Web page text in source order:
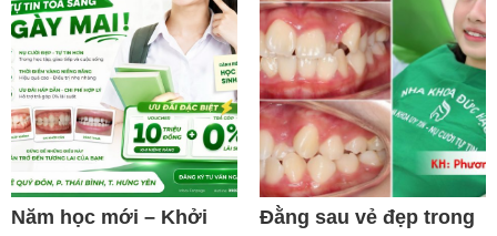
Năm học mới – Khởi
Đằng sau vẻ đẹp trong